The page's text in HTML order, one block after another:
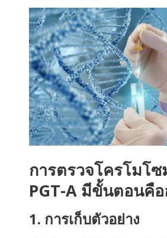
การตรวจโครโมโ
PGT-A มีขั้นตอนคือ
1. การเก็บตัวอย่าง